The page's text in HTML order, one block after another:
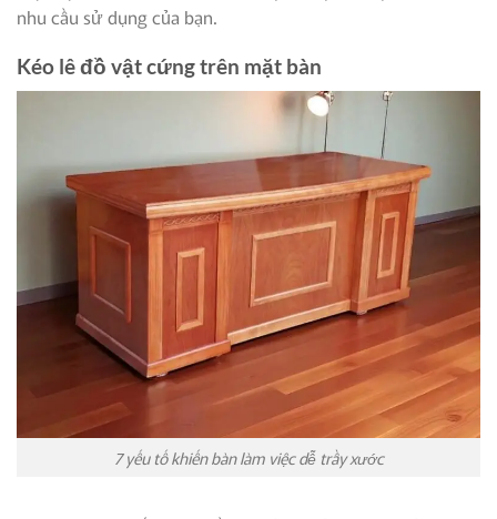
nhu cầu sử dụng của bạn.
Kéo lê đồ vật cứng trên mặt bàn
7 yếu tố khiến bàn làm việc dễ trầy xước